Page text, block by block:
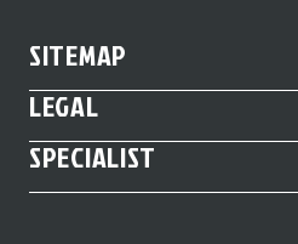
SITEMAP
LEGAL
SPECIALIST